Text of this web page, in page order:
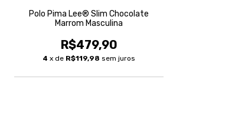
Polo Pima Lee® Slim Chocolate
Marrom Masculina
R$479,90
4 x de R$119,98 sem juros